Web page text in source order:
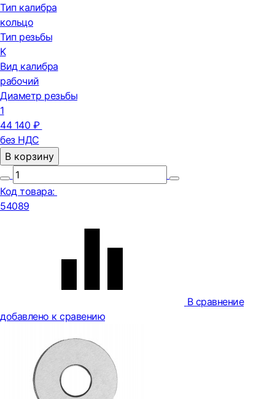
Тип калибра
кольцо
Тип резьбы
K
Вид калибра
рабочий
Диаметр резьбы
1
44 140 ₽
без НДС
В корзину
Код товара:
54089
В сравнение
добавлено к сравению